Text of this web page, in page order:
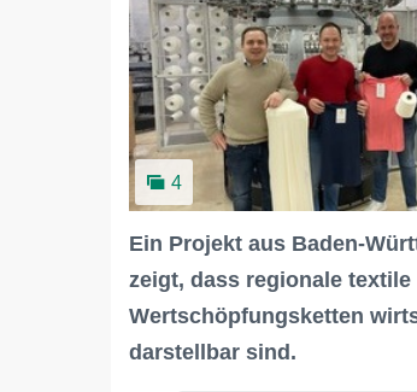
4
Ein Projekt aus Baden-
zeigt, dass regionale textile
Wertschöpfungsketten
darstellbar sind.